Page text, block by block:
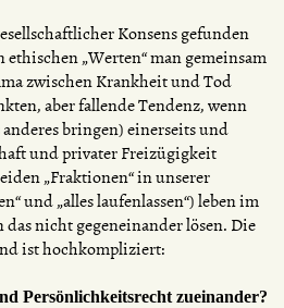
Konsens gefunden
„Werten“ man gemeinsam
zwischen Krankheit und Tod
aber fallende Tendenz, wenn
bringen) einerseits und
und privater Freizügigkeit
„Fraktionen“ in unserer
und „alles laufenlassen“) leben im
nicht gegeneinander lösen. Die
ist hochkompliziert:
Persönlichkeitsrecht zueinander?